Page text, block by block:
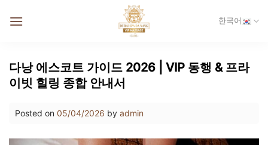
한국어
다낭 에스코트 가이드 2026 | VIP 동행 & 프라
이빗 힐링 종합 안내서
Posted on 05/04/2026 by admin